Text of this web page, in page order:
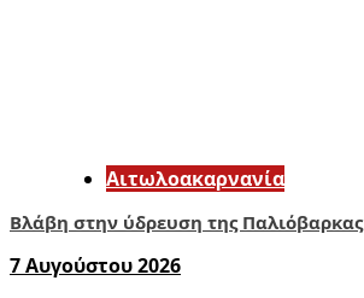
Αιτωλοακαρνανία
Βλάβη στην ύδρευση της Παλιόβαρκας
7 Αυγούστου 2026